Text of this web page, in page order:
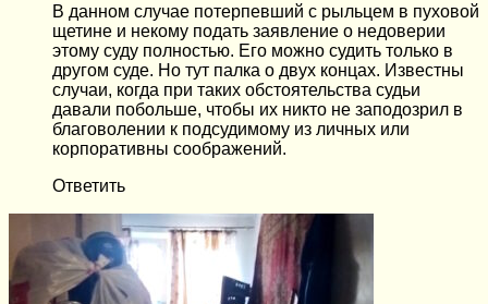
В данном случае потерпевший с рыльцем в пуховой
щетине и некому подать заявление о недоверии
этому суду полностью. Его можно судить только в
другом суде. Но тут палка о двух концах. Известны
случаи, когда при таких обстоятельства судьи
давали побольше, чтобы их никто не заподозрил в
благоволении к подсудимому из личных или
корпоративны соображений.
Ответить